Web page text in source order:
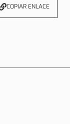
COPIAR ENLACE